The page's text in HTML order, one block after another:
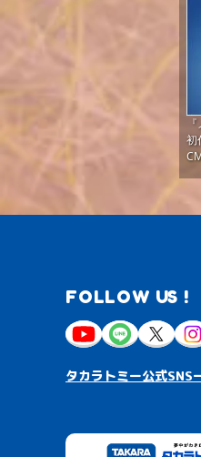
初
FOLLOW US !
タカラトミー公式SNS